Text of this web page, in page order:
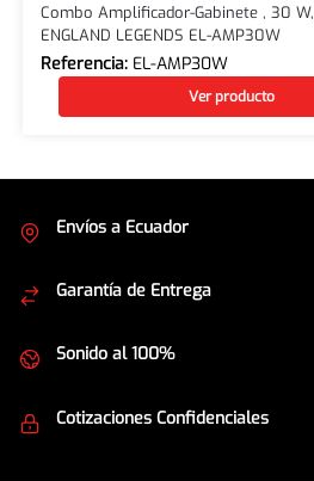
Combo Amplificador-Gabinete , 30 W,
ENGLAND LEGENDS EL-AMP30W
Referencia: EL-AMP30W
Ver producto
Envíos a Ecuador
Garantía de Entrega
Sonido al 100%
Cotizaciones Confidenciales